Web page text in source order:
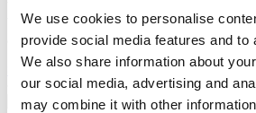
We use cookies to personalise
provide social media features and to
We also share information about
our social media, advertising and
may combine it with other
beantragen, die Grundregeln des
allgemeine Neuigkeiten einholen.
>> Weiter